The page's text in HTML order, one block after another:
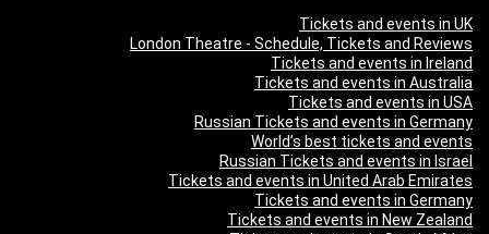
Tickets and events in UK
London Theatre - Schedule, Tickets and Reviews
Tickets and events in Ireland
Tickets and events in Australia
Tickets and events in USA
Russian Tickets and events in Germany
World’s best tickets and events
Russian Tickets and events in Israel
Tickets and events in United Arab Emirates
Tickets and events in Germany
Tickets and events in New Zealand